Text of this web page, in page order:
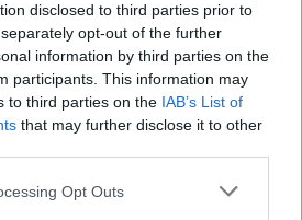
disclosed to third parties prior to
opt-out of the further
information by third parties on the
participants. This information may
to third parties on the IAB’s List of
that may further disclose it to other
Opt Outs
απειλών ηλεκτρονικού
προσφορά προστασίας από τις
(phishing) που έχει ως πυλώνες
PhishLabs και Terranova: για
εκπαίδευση του προσωπικού.
οι υποδομές phishing